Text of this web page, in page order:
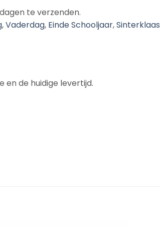
te verzenden.
,Vaderdag, Einde Schooljaar,Sinterklaas
de huidige levertijd.